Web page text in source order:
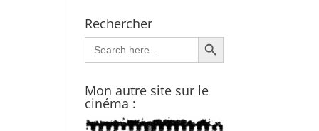
Rechercher
Search
for:
Search Button
Mon autre site sur le
cinéma :